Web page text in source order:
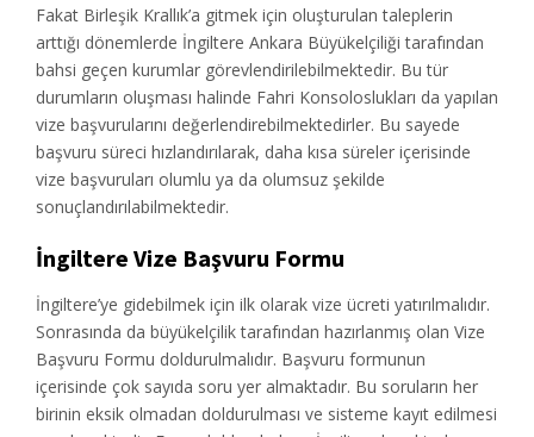
Fakat Birleşik Krallık’a gitmek için oluşturulan taleplerin
arttığı dönemlerde İngiltere Ankara Büyükelçiliği tarafından
bahsi geçen kurumlar görevlendirilebilmektedir. Bu tür
durumların oluşması halinde Fahri Konsoloslukları da yapılan
vize başvurularını değerlendirebilmektedirler. Bu sayede
başvuru süreci hızlandırılarak, daha kısa süreler içerisinde
vize başvuruları olumlu ya da olumsuz şekilde
sonuçlandırılabilmektedir.
İngiltere Vize Başvuru Formu
İngiltere’ye gidebilmek için ilk olarak vize ücreti yatırılmalıdır.
Sonrasında da büyükelçilik tarafından hazırlanmış olan Vize
Başvuru Formu doldurulmalıdır. Başvuru formunun
içerisinde çok sayıda soru yer almaktadır. Bu soruların her
birinin eksik olmadan doldurulması ve sisteme kayıt edilmesi